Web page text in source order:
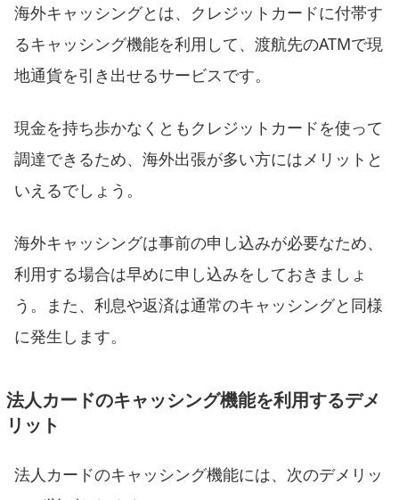
海外キャッシングとは、クレジットカードに付帯す
るキャッシング機能を利用して、渡航先のATMで現
地通貨を引き出せるサービスです。
現金を持ち歩かなくともクレジットカードを使って
調達できるため、海外出張が多い方にはメリットと
いえるでしょう。
海外キャッシングは事前の申し込みが必要なため、
利用する場合は早めに申し込みをしておきましょ
う。また、利息や返済は通常のキャッシングと同様
に発生します。
法人カードのキャッシング機能を利用するデメ
リット
法人カードのキャッシング機能には、次のデメリッ